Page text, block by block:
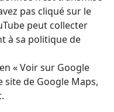
pas cliqué sur le
peut collecter
à sa politique de
« Voir sur Google
site de Google Maps,